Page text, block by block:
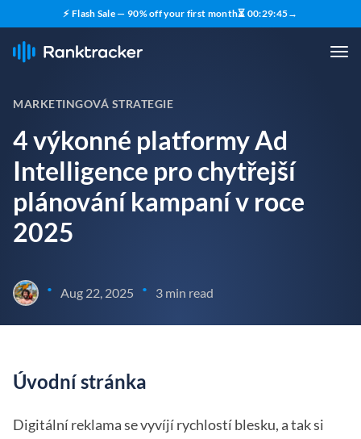
⚡ Flash Sale — 90% off your first month⏳ 00:29:44→
MARKETINGOVÁ STRATEGIE
4 výkonné platformy Ad
Intelligence pro chytřejší
plánování kampaní v roce
2025
• Aug 22, 2025 • 3 min read
Úvodní stránka
Digitální reklama se vyvíjí rychlostí blesku, a tak si